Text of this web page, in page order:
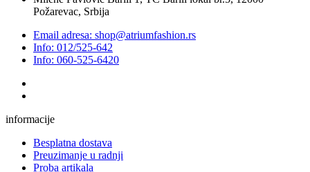
Požarevac, Srbija
Email adresa: shop@atriumfashion.rs
Info: 012/525-642
Info: 060-525-6420
informacije
Besplatna dostava
Preuzimanje u radnji
Proba artikala